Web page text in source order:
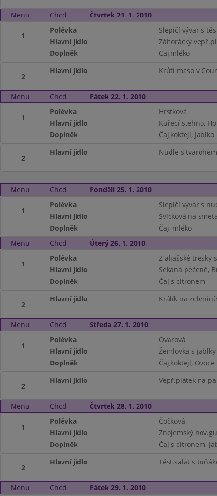
Menu Chod Čtvrtek 21. 1. 2010
1
Polévka
Slepičí vývar s
Hlavní jídlo
Záhorácký
Doplněk
Čaj,mléko
2
Hlavní jídlo Krůtí maso v
Menu Chod Pátek 22. 1. 2010
1
Polévka
Hrstková
Hlavní jídlo
Kuřecí stehno,
Doplněk
Čaj,koktejl, Jablko
2
Hlavní jídlo Nudle s tvarohem
Menu Chod Pondělí 25. 1. 2010
1
Polévka
Slepičí vývar s
Hlavní jídlo
Svíčková na
Doplněk
Čaj, mléko
Menu
Chod Úterý 26. 1. 2010
1
Polévka
Z aljašské tresky
Hlavní jídlo
Sekaná pečeně,
Doplněk
Čaj s citronem
2
Hlavní jídlo Králík na
Menu Chod Středa 27. 1. 2010
1
Polévka
Ovarová
Hlavní jídlo
Žemlovka s jablky
Doplněk
Čaj,koktejl, Ovoce
2
Hlavní jídlo Vepř.plátek na
Menu Chod Čtvrtek 28. 1. 2010
1
Polévka
Čočková
Hlavní jídlo
Znojemský
Doplněk
Čaj s citronem,
2
Hlavní jídlo Těst.salát s
Menu Chod Pátek 29. 1. 2010